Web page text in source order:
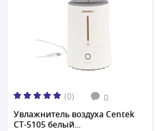
(0) 0
Увлажнитель воздуха Centek
СТ-5105 белый...